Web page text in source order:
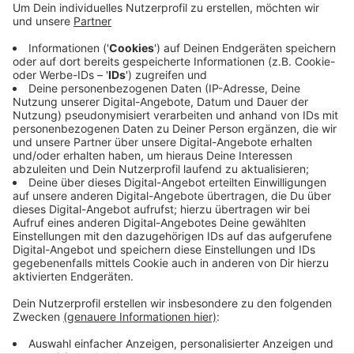
Anzeige
Der RuhrtalRadweg in Herdecke zwischen dem
Herdecker Bach und dem Bleichstein soll schöner
werden. Ein Planungsbüro ist jetzt damit beschäftigt.
Das Büro kommt aus Münster und hat schon in der
näheren Umgebung Flächen umgestaltet, laut Stadt
sorge das für eine einheitliche Optik der Landschaft.
Anzeige
Anzeige